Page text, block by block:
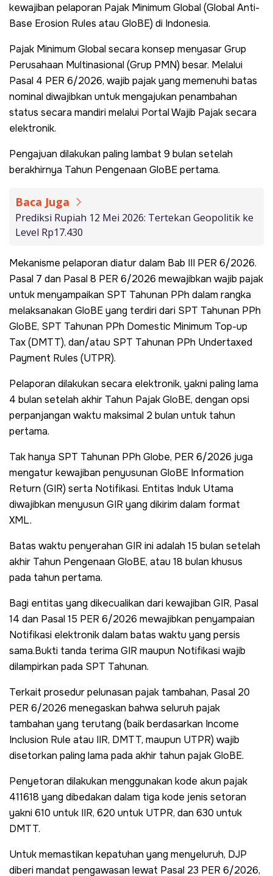
kewajiban pelaporan Pajak Minimum Global (Global Anti-
Base Erosion Rules atau GloBE) di Indonesia.
Pajak Minimum Global secara konsep menyasar Grup
Perusahaan Multinasional (Grup PMN) besar. Melalui
Pasal 4 PER 6/2026, wajib pajak yang memenuhi batas
nominal diwajibkan untuk mengajukan penambahan
status secara mandiri melalui Portal Wajib Pajak secara
elektronik.
Pengajuan dilakukan paling lambat 9 bulan setelah
berakhirnya Tahun Pengenaan GloBE pertama.
Baca Juga
Prediksi Rupiah 12 Mei 2026: Tertekan Geopolitik ke
Level Rp17.430
Mekanisme pelaporan diatur dalam Bab III PER 6/2026.
Pasal 7 dan Pasal 8 PER 6/2026 mewajibkan wajib pajak
untuk menyampaikan SPT Tahunan PPh dalam rangka
melaksanakan GloBE yang terdiri dari SPT Tahunan PPh
GloBE, SPT Tahunan PPh Domestic Minimum Top-up
Tax (DMTT), dan/atau SPT Tahunan PPh Undertaxed
Payment Rules (UTPR).
Pelaporan dilakukan secara elektronik, yakni paling lama
4 bulan setelah akhir Tahun Pajak GloBE, dengan opsi
perpanjangan waktu maksimal 2 bulan untuk tahun
pertama.
Tak hanya SPT Tahunan PPh Globe, PER 6/2026 juga
mengatur kewajiban penyusunan GloBE Information
Return (GIR) serta Notifikasi. Entitas Induk Utama
diwajibkan menyusun GIR yang dikirim dalam format
XML.
Batas waktu penyerahan GIR ini adalah 15 bulan setelah
akhir Tahun Pengenaan GloBE, atau 18 bulan khusus
pada tahun pertama.
Bagi entitas yang dikecualikan dari kewajiban GIR, Pasal
14 dan Pasal 15 PER 6/2026 mewajibkan penyampaian
Notifikasi elektronik dalam batas waktu yang persis
sama.Bukti tanda terima GIR maupun Notifikasi wajib
dilampirkan pada SPT Tahunan.
Terkait prosedur pelunasan pajak tambahan, Pasal 20
PER 6/2026 menegaskan bahwa seluruh pajak
tambahan yang terutang (baik berdasarkan Income
Inclusion Rule atau IIR, DMTT, maupun UTPR) wajib
disetorkan paling lama pada akhir tahun pajak GloBE.
Penyetoran dilakukan menggunakan kode akun pajak
411618 yang dibedakan dalam tiga kode jenis setoran
yakni 610 untuk IIR, 620 untuk UTPR, dan 630 untuk
DMTT.
Untuk memastikan kepatuhan yang menyeluruh, DJP
diberi mandat pengawasan lewat Pasal 23 PER 6/2026,